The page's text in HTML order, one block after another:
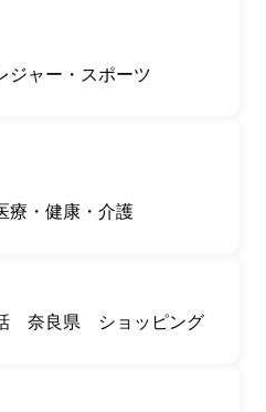
ジャー・スポーツ
療・健康・介護
奈良県 ショッピング